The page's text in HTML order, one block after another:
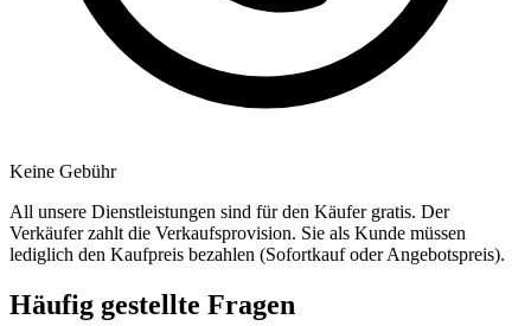
Keine Gebühr
All unsere Dienstleistungen sind für den Käufer gratis. Der
Verkäufer zahlt die Verkaufsprovision. Sie als Kunde müssen
lediglich den Kaufpreis bezahlen (Sofortkauf oder Angebotspreis).
Häufig gestellte Fragen